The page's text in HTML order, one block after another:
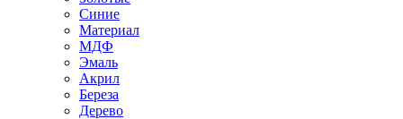
Синие
Материал
МДФ
Эмаль
Акрил
Береза
Дерево